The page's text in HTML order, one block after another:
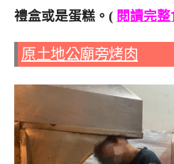
禮盒或是蛋糕。( 閱讀完
原土地公廟旁烤肉